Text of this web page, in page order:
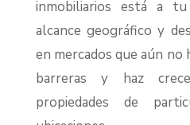
inmobiliarios está a
alcance geográfico y
en mercados que aún no
barreras y haz
propiedades de